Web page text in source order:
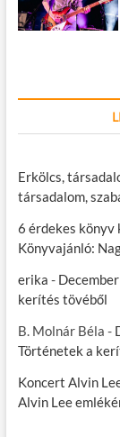
Erkölcs,
társadalom,
6 érdekes könyv
Könyvajánló:
erika -
kerítés tövéből
B. Molnár Béla -
Történetek a
Koncert Alvin
Alvin Lee